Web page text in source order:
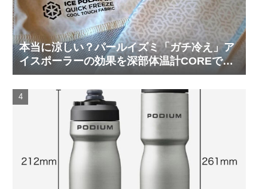
本当に涼しい？パールイズミ「ガチ冷え」ア
イスポーラーの効果を深部体温計COREで測
ってみた